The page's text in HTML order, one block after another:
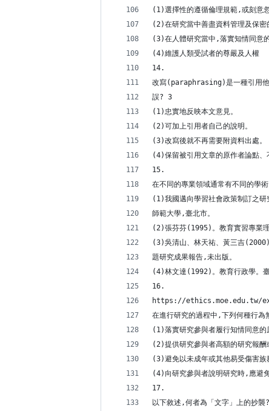
(1)選擇性的遵循倫理規範,或刻意
(2)在研究當中善盡資料管理及保密
(3)在人體研究當中,落實知情同意
(4)維護人類受試者的尊嚴及人權
14.
改寫(paraphrasing)是一種引用他
誤? 3
(1)忠實地反映本文意見。
(2)可加上引用者自己的說明。
(3)改寫後就不再需要附資料出處。
(4)保留被引用文章的原作者論點、
15.
在不同的專業領域通常有不同的學
(1)我國邁向學習社會政策制訂之
師範大學,臺北市。
(2)張芬芬(1995)。教育實習專業
(3)吳清山、林天祐、黃三吉
題研究成果報告,未出版。
(4)林文達(1992)。教育行政學。臺
16.
https://ethics.moe.edu.tw/
在進行研究的過程中,下列何種行
(1)落實研究參與者履行知情同意的
(2)提供研究參與者高額的研究報酬
(3)避免以未成年或其他易受傷害族
(4)向研究參與者說明研究時,應避
17.
以下敘述,何者為「文字」上的抄